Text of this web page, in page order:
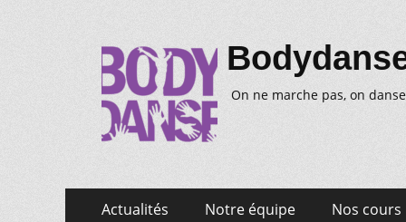
On ne marche pas, on
Premier
Actualités Notre équipe Nos cours